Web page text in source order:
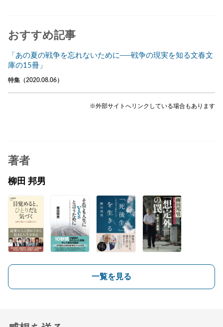
おすすめ記事
「あの夏の戦争を忘れないために──戦争の現実を知る文春文
庫の15冊」
特集（2020.08.06）
※外部サイトへリンクしている場合もあります
著者
柳田 邦男
一覧を見る